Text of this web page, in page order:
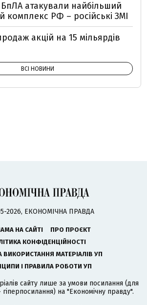
атакували найбільший
комплекс РФ – російські ЗМІ
акцій на 15 мільярдів
ВСІ НОВИНИ
2026, ЕКОНОМІЧНА ПРАВДА
НА САЙТІ
ПРО ПРОЄКТ
КОНФІДЕНЦІЙНОСТІ
ВИКОРИСТАННЯ МАТЕРІАЛІВ УП
І ПРАВИЛА РОБОТИ УП
сайту лише за умови посилання (для
на "Економічну правду".